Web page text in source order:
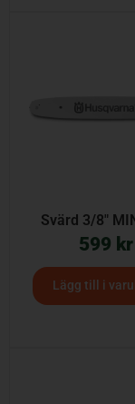
Svärd 3/8″
599 kr
Lägg till i